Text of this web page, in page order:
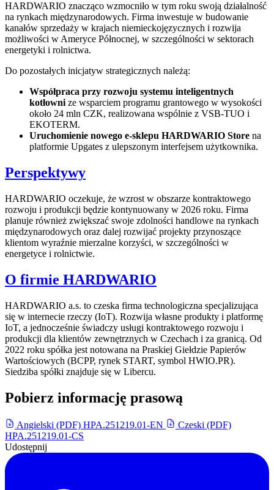
HARDWARIO znacząco wzmocniło w tym roku swoją działalność
na rynkach międzynarodowych. Firma inwestuje w budowanie
kanałów sprzedaży w krajach niemieckojęzycznych i rozwija
możliwości w Ameryce Północnej, w szczególności w sektorach
energetyki i rolnictwa.
Do pozostałych inicjatyw strategicznych należą:
Współpraca przy rozwoju systemu inteligentnych
kotłownize wsparciem programu grantowego w wysokości
około 24 mln CZK, realizowana wspólnie z VSB-TUO i
EKOTERM.
Uruchomienie nowego e-sklepu HARDWARIO Store na
platformie Upgates z ulepszonym interfejsem użytkownika.
Perspektywy
HARDWARIO oczekuje, że wzrost w obszarze kontraktowego
rozwoju i produkcji będzie kontynuowany w 2026 roku. Firma
planuje również zwiększać swoje zdolności handlowe na rynkach
międzynarodowych oraz dalej rozwijać projekty przynoszące
klientom wyraźnie mierzalne korzyści, w szczególności w
energetyce i rolnictwie.
O firmie HARDWARIO
HARDWARIO a.s. to czeska firma technologiczna specjalizująca
się w internecie rzeczy (IoT). Rozwija własne produkty i platformę
IoT, a jednocześnie świadczy usługi kontraktowego rozwoju i
produkcji dla klientów zewnętrznych w Czechach i za granicą. Od
2022 roku spółka jest notowana na Praskiej Giełdzie Papierów
Wartościowych (BCPP, rynek START, symbol HWIO.PR).
Siedziba spółki znajduje się w Libercu.
Pobierz informację prasową
Angielski (PDF) HPA.251219.01-EN
Czeski (PDF)
HPA.251219.01-CS
Udostępnij